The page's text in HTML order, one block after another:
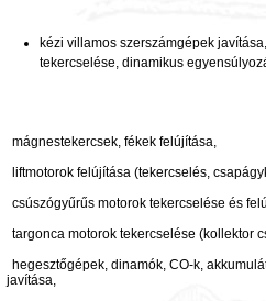
kézi villamos szerszámgépek
tekercselése, dinamikus
mágnestekercsek, fékek felújítása,
liftmotorok felújítása (tekercselés,
csúszógyűrűs motorok tekercselése és
targonca motorok tekercselése (kollektor
hegesztőgépek, dinamók, CO-k,
javítása,